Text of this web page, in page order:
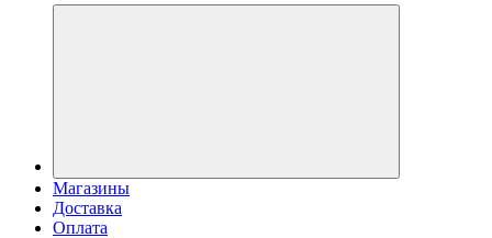
Магазины
Доставка
Оплата